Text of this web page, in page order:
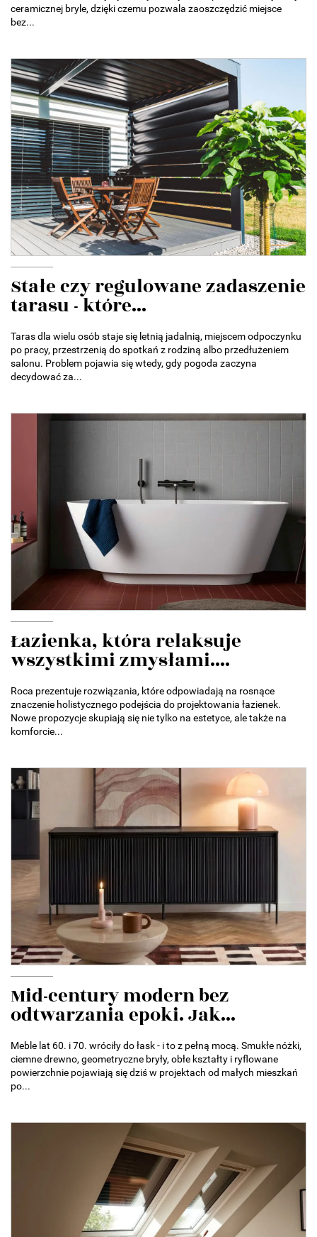
ceramicznej bryle, dzięki czemu pozwala zaoszczędzić miejsce
bez...
Stałe czy regulowane zadaszenie
tarasu - które...
Taras dla wielu osób staje się letnią jadalnią, miejscem odpoczynku
po pracy, przestrzenią do spotkań z rodziną albo przedłużeniem
salonu. Problem pojawia się wtedy, gdy pogoda zaczyna
decydować za...
Łazienka, która relaksuje
wszystkimi zmysłami....
Roca prezentuje rozwiązania, które odpowiadają na rosnące
znaczenie holistycznego podejścia do projektowania łazienek.
Nowe propozycje skupiają się nie tylko na estetyce, ale także na
komforcie...
Mid-century modern bez
odtwarzania epoki. Jak...
Meble lat 60. i 70. wróciły do łask - i to z pełną mocą. Smukłe nóżki,
ciemne drewno, geometryczne bryły, obłe kształty i ryflowane
powierzchnie pojawiają się dziś w projektach od małych mieszkań
po...